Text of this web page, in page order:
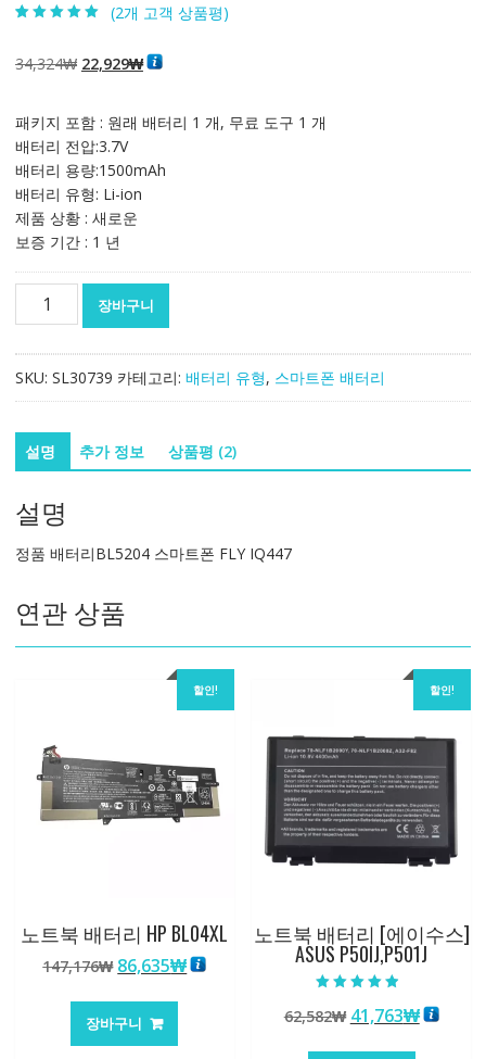
5점 만점에점
으로 평가됨
(2개 고객 상품평)
34,324₩ 원
격:
34,324₩
22,929₩현
격:
패키지 포함 : 원래 배터리 1 개, 무료 도구 1 개
배터리 전압:3.7V
배터리 용량:1500mAh
배터리 유형: Li-ion
제품 상황 : 새로운
보증 기간 : 1 년
리
스
마
폰
IQ447
량
장바구니
SKU: SL30739 카테고리: 배터리 유형, 스마트폰 배터리
설명 추가 정보 상품평 (2)
설명
정품 배터리BL5204 스마트폰 FLY IQ447
연관 상품
할인!
노트북 배터리 HP BL04XL
147,176₩ 원
가
격:
86,635₩현
장바구니
할인!
노트북 배터리 [에이수스]
ASUS P50IJ,P501J
4.50
로 평가됨
62,582₩ 원
41,763₩현